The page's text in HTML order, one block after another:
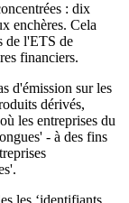
: dix
enchères. Cela
de l'ETS de
financiers.
d'émission sur les
dérivés,
les entreprises du
- à des fins
les ‘identifiants